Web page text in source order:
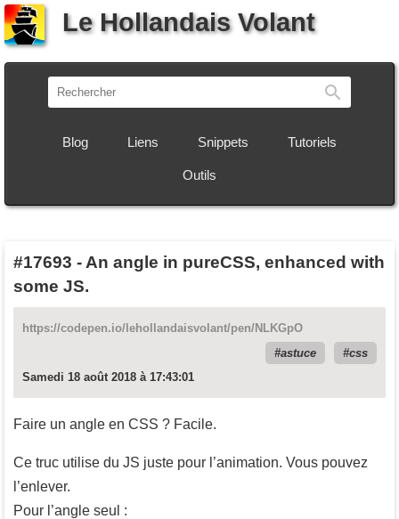
Le Hollandais Volant
Blog Liens Snippets Tutoriels
Outils
#17693 - An angle in pureCSS, enhanced with
some JS.
https://codepen.io/lehollandaisvolant/pen/NLKGpO
astuce
css
Samedi 18 août 2018 à 17:43:01
Faire un angle en CSS ? Facile.
Ce truc utilise du JS juste pour l’animation. Vous pouvez
l’enlever.
Pour l’angle seul :